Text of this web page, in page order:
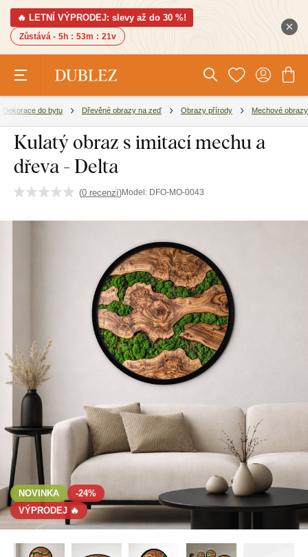
🔥 LETNÍ VÝPRODEJ: slevy až do 30 %!
Zůstává - 5h : 53m : 21v
Dekorace do bytu Dřevěné obrazy na zeď Obrazy přírody Mechové obrazy
Kulatý obraz s imitací mechu a
dřeva - Delta
(0 recenzí)Model: DFO-MO-0043
NOVINKA
-24%
VÝPRODEJ 🔥